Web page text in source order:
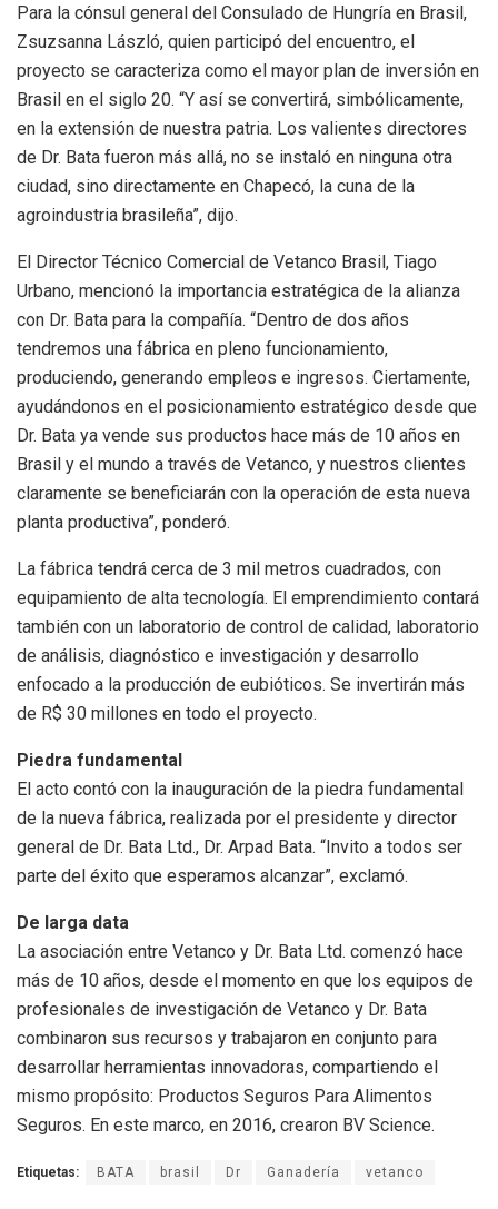
Para la cónsul general del Consulado de Hungría en Brasil,
Zsuzsanna László, quien participó del encuentro, el
proyecto se caracteriza como el mayor plan de inversión en
Brasil en el siglo 20. “Y así se convertirá, simbólicamente,
en la extensión de nuestra patria. Los valientes directores
de Dr. Bata fueron más allá, no se instaló en ninguna otra
ciudad, sino directamente en Chapecó, la cuna de la
agroindustria brasileña”, dijo.
El Director Técnico Comercial de Vetanco Brasil, Tiago
Urbano, mencionó la importancia estratégica de la alianza
con Dr. Bata para la compañía. “Dentro de dos años
tendremos una fábrica en pleno funcionamiento,
produciendo, generando empleos e ingresos. Ciertamente,
ayudándonos en el posicionamiento estratégico desde que
Dr. Bata ya vende sus productos hace más de 10 años en
Brasil y el mundo a través de Vetanco, y nuestros clientes
claramente se beneficiarán con la operación de esta nueva
planta productiva”, ponderó.
La fábrica tendrá cerca de 3 mil metros cuadrados, con
equipamiento de alta tecnología. El emprendimiento contará
también con un laboratorio de control de calidad, laboratorio
de análisis, diagnóstico e investigación y desarrollo
enfocado a la producción de eubióticos. Se invertirán más
de R$ 30 millones en todo el proyecto.
Piedra fundamental
El acto contó con la inauguración de la piedra fundamental
de la nueva fábrica, realizada por el presidente y director
general de Dr. Bata Ltd., Dr. Arpad Bata. “Invito a todos ser
parte del éxito que esperamos alcanzar”, exclamó.
De larga data
La asociación entre Vetanco y Dr. Bata Ltd. comenzó hace
más de 10 años, desde el momento en que los equipos de
profesionales de investigación de Vetanco y Dr. Bata
combinaron sus recursos y trabajaron en conjunto para
desarrollar herramientas innovadoras, compartiendo el
mismo propósito: Productos Seguros Para Alimentos
Seguros. En este marco, en 2016, crearon BV Science.
Etiquetas: BATA brasil Dr Ganadería vetanco